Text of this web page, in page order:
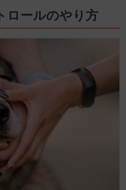
ロールのやり方